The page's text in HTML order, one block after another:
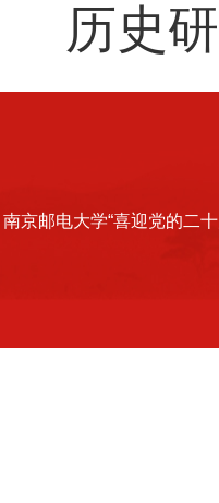
历史
南京邮电大学“喜迎党的二